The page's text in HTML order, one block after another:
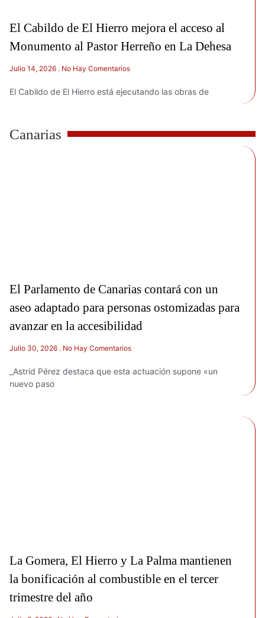
El Cabildo de El Hierro mejora el acceso al
Monumento al Pastor Herreño en La Dehesa
Julio 14, 2026 No Hay Comentarios
El Cabildo de El Hierro está ejecutando las obras de
Canarias
El Parlamento de Canarias contará con un
aseo adaptado para personas ostomizadas para
avanzar en la accesibilidad
Julio 30, 2026 No Hay Comentarios
_Astrid Pérez destaca que esta actuación supone «un
nuevo paso
La Gomera, El Hierro y La Palma mantienen
la bonificación al combustible en el tercer
trimestre del año